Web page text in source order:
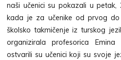
naši učenici su pokazali u petak,
kada je za učenike od prvog
školsko takmičenje iz turskog
organizirala profesorica
ostvarili su učenici koji su svoje